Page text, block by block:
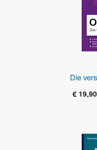
Die
€ 19,90